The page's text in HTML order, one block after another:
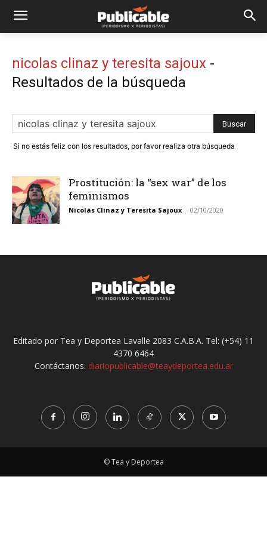
nicolas clinaz y teresita sajoux -
Resultados de la búsqueda
Si no estás feliz con los resultados, por favor realiza otra búsqueda
Prostitución: la “sex war” de los
feminismos
Nicolás Clinaz y Teresita Sajoux - 02/10/2020
Editado por Tea y Deportea Lavalle 2083 C.A.B.A. Tel: (+54) 11
4370 6464
Contáctanos: diariopublicable@teaydeportea.edu.ar
© Tea y Deportea